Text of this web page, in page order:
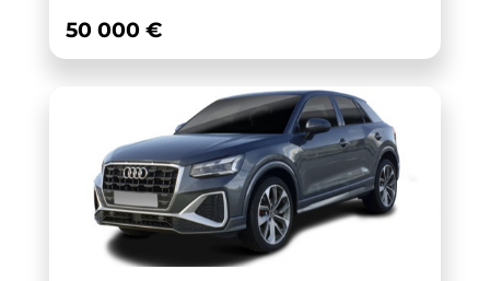
(1)
WRANGLER (1)
X-TRAIL (1)
X1 F48 LCI (1)
(1)
50 000 €